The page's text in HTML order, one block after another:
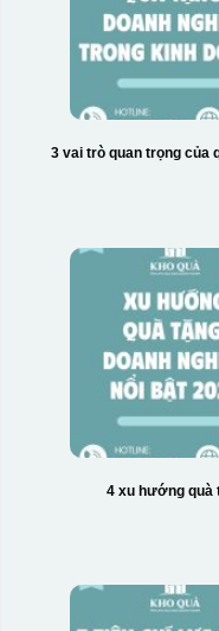
Hộp xi bình hoa
3 vai trò quan trọng của
4 xu hướng quà